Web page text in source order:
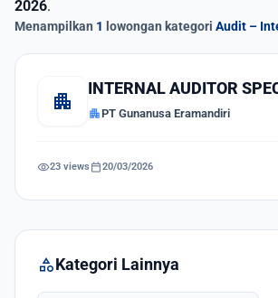
2026.
Menampilkan 1 lowongan kategori Audit –
apartment
INTERNAL AUDITOR
apartmentPT Gunanusa Eramandiri
visibility23 views calendar_today20/03/2026
categoryKategori Lainnya